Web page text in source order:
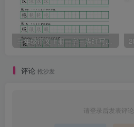
三年级语文上册一字三描红写字表字帖
评论 抢沙发
请登录后发表评论